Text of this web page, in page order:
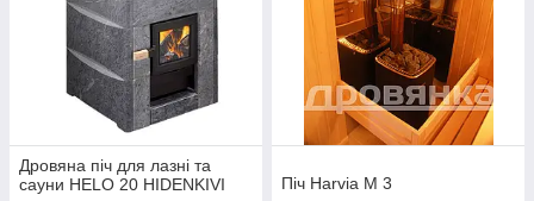
Дровяна піч для лазні та
сауни HELO 20 HIDENKIVI
Піч Harvia M 3